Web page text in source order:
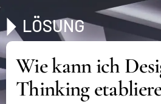
LÖSUNG
Wie kann ich
Thinking